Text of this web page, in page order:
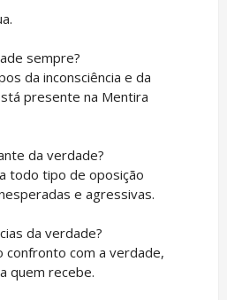
sempre?
da inconsciência e da
presente na Mentira
da verdade?
todo tipo de oposição
e agressivas.
da verdade?
confronto com a verdade,
quem recebe.